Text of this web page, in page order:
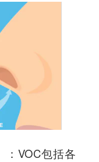
：VOC包括各